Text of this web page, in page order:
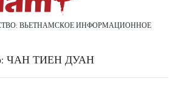
ВЬЕТНАМСКОЕ ИНФОРМАЦИОННОЕ
ЧАН ТИЕН ДУАН